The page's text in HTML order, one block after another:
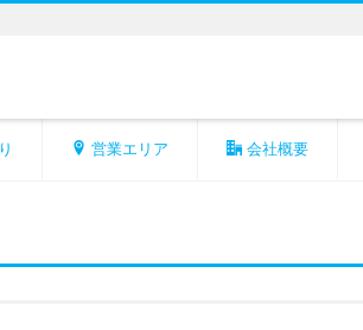
営業エリア 会社概要